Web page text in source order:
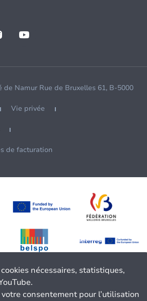
de Namur Rue de Bruxelles 61, B-5000
Vie privée
de facturation
nécessaires, statistiques,
consentement pour l’utilisation